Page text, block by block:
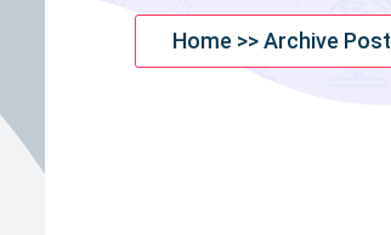
Home >> Archive Post